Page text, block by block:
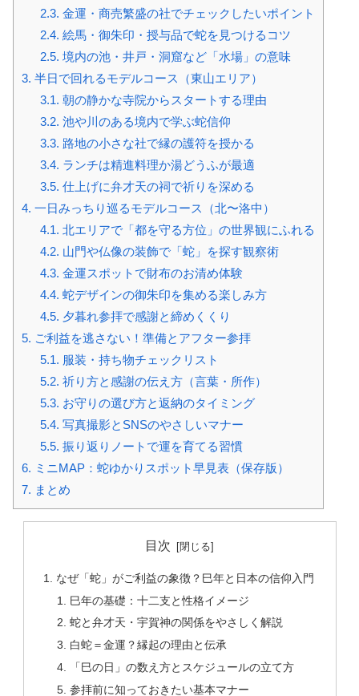
2.3. 金運・商売繁盛の社でチェックしたいポイント
2.4. 絵馬・御朱印・授与品で蛇を見つけるコツ
2.5. 境内の池・井戸・洞窟など「水場」の意味
3. 半日で回れるモデルコース（東山エリア）
3.1. 朝の静かな寺院からスタートする理由
3.2. 池や川のある境内で学ぶ蛇信仰
3.3. 路地の小さな社で縁の護符を授かる
3.4. ランチは精進料理か湯どうふが最適
3.5. 仕上げに弁才天の祠で祈りを深める
4. 一日みっちり巡るモデルコース（北〜洛中）
4.1. 北エリアで「都を守る方位」の世界観にふれる
4.2. 山門や仏像の装飾で「蛇」を探す観察術
4.3. 金運スポットで財布のお清め体験
4.4. 蛇デザインの御朱印を集める楽しみ方
4.5. 夕暮れ参拝で感謝と締めくくり
5. ご利益を逃さない！準備とアフター参拝
5.1. 服装・持ち物チェックリスト
5.2. 祈り方と感謝の伝え方（言葉・所作）
5.3. お守りの選び方と返納のタイミング
5.4. 写真撮影とSNSのやさしいマナー
5.5. 振り返りノートで運を育てる習慣
6. ミニMAP：蛇ゆかりスポット早見表（保存版）
7. まとめ
目次
なぜ「蛇」がご利益の象徴？巳年と日本の信仰入門
巳年の基礎：十二支と性格イメージ
蛇と弁才天・宇賀神の関係をやさしく解説
白蛇＝金運？縁起の理由と伝承
「巳の日」の数え方とスケジュールの立て方
参拝前に知っておきたい基本マナー